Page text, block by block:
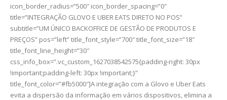
icon_border_radius=”500″ icon_border_spacing=”0″
title=”INTEGRAÇÃO GLOVO E UBER EATS DIRETO NO POS”
subtitle=”UM ÚNICO BACKOFFICE DE GESTÃO DE PRODUTOS E
PREÇOS” pos=”left” title_font_style=”700″ title_font_size=”18″
title_font_line_height=”30″
css_info_box=”.vc_custom_1627038542575{padding-right: 30px
!important;padding-left: 30px !important;}”
title_font_color=”#fb5000″]A integração com a Glovo e Uber Eats
evita a dispersão da informação em vários dispositivos, elimina a